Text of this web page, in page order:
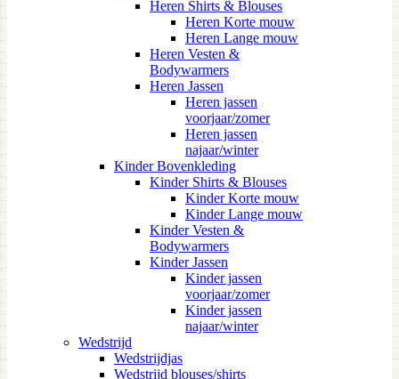
Heren Shirts & Blouses
Heren Korte mouw
Heren Lange mouw
Heren Vesten &
Bodywarmers
Heren Jassen
Heren jassen
voorjaar/zomer
Heren jassen
najaar/winter
Kinder Bovenkleding
Kinder Shirts & Blouses
Kinder Korte mouw
Kinder Lange mouw
Kinder Vesten &
Bodywarmers
Kinder Jassen
Kinder jassen
voorjaar/zomer
Kinder jassen
najaar/winter
Wedstrijd
Wedstrijdjas
Wedstrijd blouses/shirts